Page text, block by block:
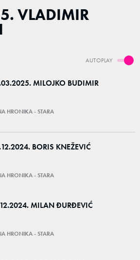
VLADIMIR
AUTOPLAY
MILOJKO BUDIMIR
HRONIKA - STARA
BORIS KNEŽEVIĆ
HRONIKA - STARA
MILAN ĐURĐEVIĆ
HRONIKA - STARA